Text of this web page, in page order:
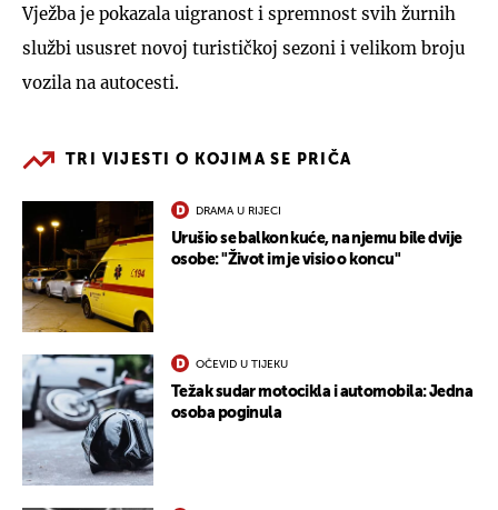
Vježba je pokazala uigranost i spremnost svih žurnih
službi ususret novoj turističkoj sezoni i velikom broju
vozila na autocesti.
TRI VIJESTI O KOJIMA SE PRIČA
DRAMA U RIJECI
Urušio se balkon kuće, na njemu bile dvije
osobe: "Život im je visio o koncu"
OČEVID U TIJEKU
Težak sudar motocikla i automobila: Jedna
osoba poginula